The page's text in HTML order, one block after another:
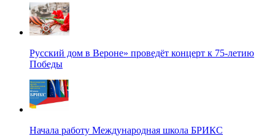
Русский дом в Вероне» проведёт концерт к 75-летию
Победы
Начала работу Международная школа БРИКС